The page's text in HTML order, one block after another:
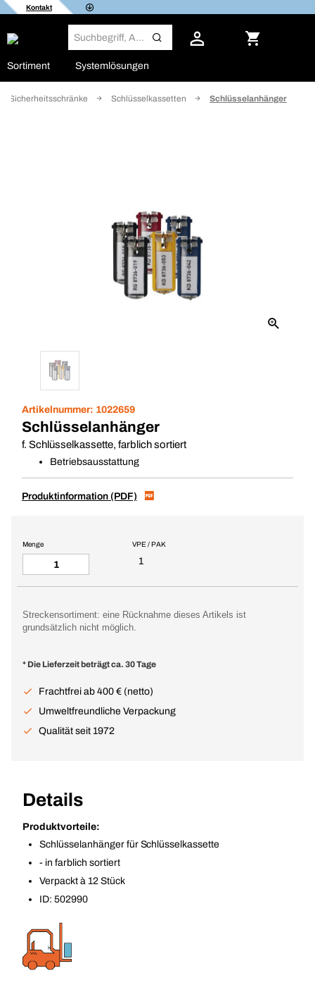
Kontakt
Sortiment Systemlösungen
Sicherheitsschränke Schlüsselkassetten Schlüsselanhänger
Artikelnummer: 1022659
Schlüsselanhänger
f. Schlüsselkassette, farblich sortiert
Betriebsausstattung
Produktinformation (PDF)
VPE / PAK
1
Menge
Streckensortiment: eine Rücknahme dieses Artikels ist
grundsätzlich nicht möglich.
* Die Lieferzeit beträgt ca. 30 Tage
Frachtfrei ab 400 € (netto)
Umweltfreundliche Verpackung
Qualität seit 1972
Details
Produktvorteile:
Schlüsselanhänger für Schlüsselkassette
- in farblich sortiert
Verpackt à 12 Stück
ID: 502990